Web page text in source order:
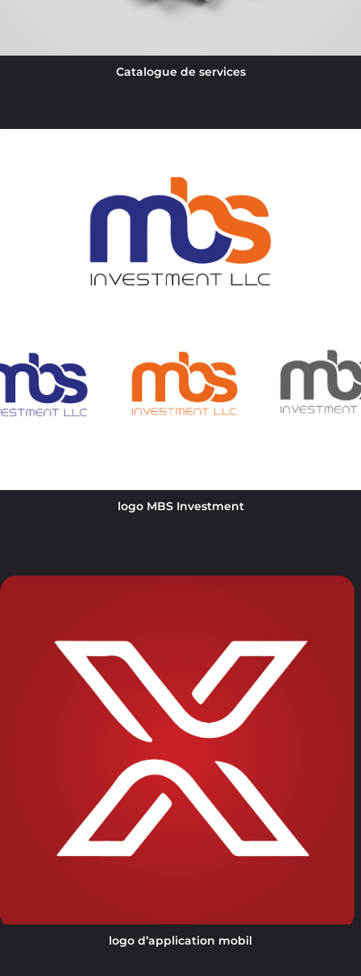
Catalogue de services
logo MBS Investment
logo d’application mobil